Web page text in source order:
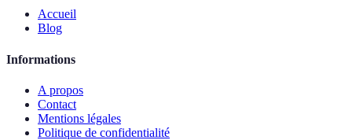
Accueil
Blog
Informations
A propos
Contact
Mentions légales
Politique de confidentialité